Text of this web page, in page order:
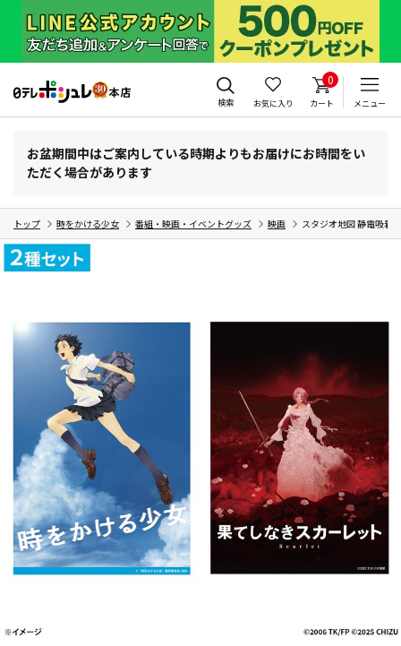
検索 お気に入り
0
カート メニュー
お盆期間中はご案内している時期よりもお届けにお時間をい
ただく場合があります
トップ 時をかける少女 番組・映画・イベントグッズ 映画 スタジオ地図 静電吸着